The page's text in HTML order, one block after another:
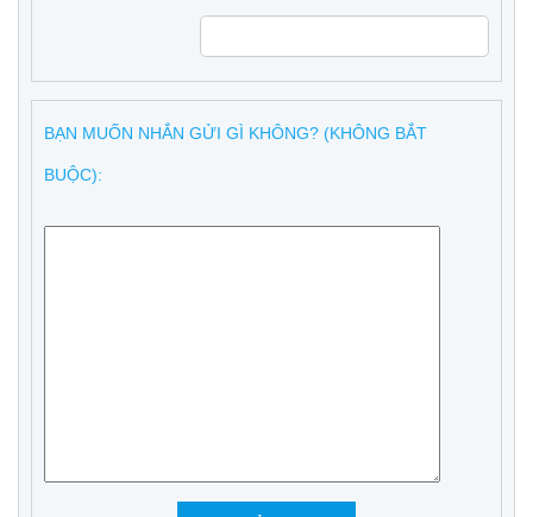
BẠN MUỐN NHẮN GỬI GÌ KHÔNG? (KHÔNG BẮT
BUỘC):